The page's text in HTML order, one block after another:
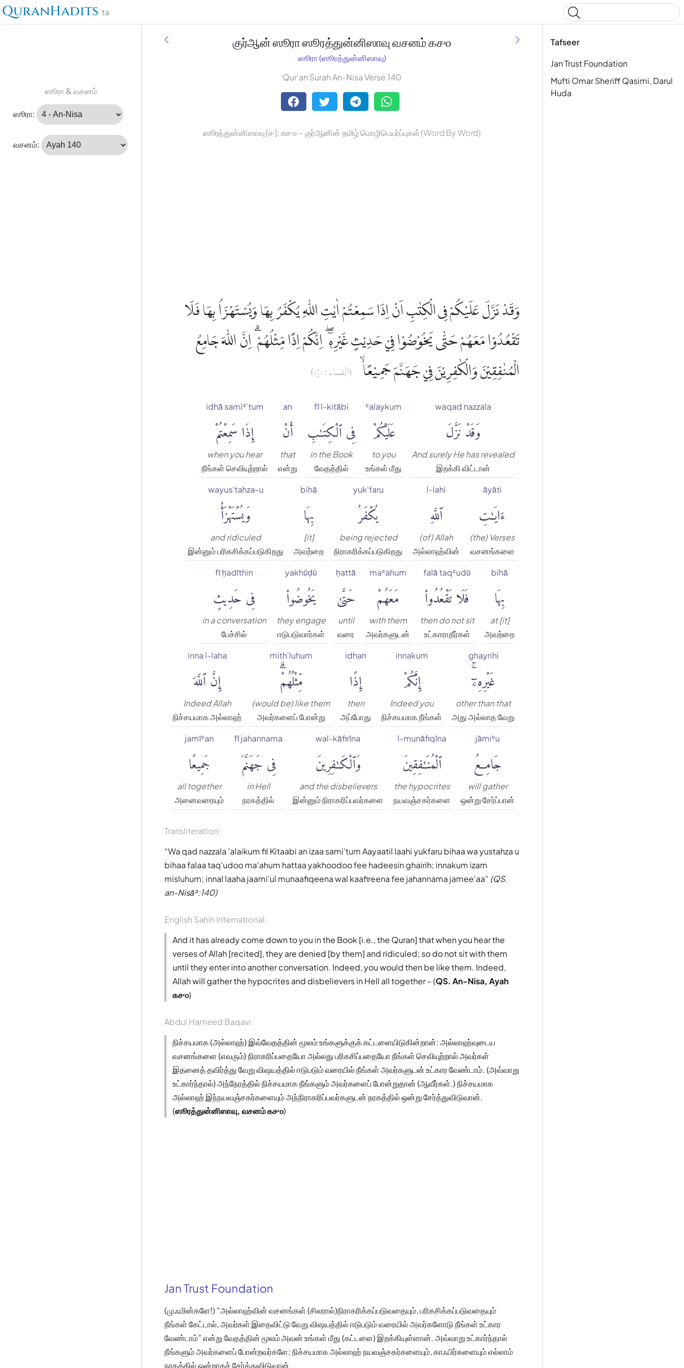
QuranHadits ta
ஸூரா & வசனம்
ஸூரா:
வசனம்:
Tafseer
Jan Trust Foundation
Mufti Omar Sheriff Qasimi, Darul
Huda
குர்ஆன் ஸூரா ஸூரத்துன்னிஸாவு வசனம் ௧௪௦
ஸூரா (ஸூரத்துன்னிஸாவு)
Qur'an Surah An-Nisa Verse 140
ஸூரத்துன்னிஸாவு [௪]: ௧௪௦ ~ குர்ஆனின் தமிழ் மொழிபெயர்ப்புகள் (Word By Word)
وَقَدْ نَزَّلَ عَلَيْكُمْ فِى الْكِتٰبِ اَنْ اِذَا سَمِعْتُمْ اٰيٰتِ اللّٰهِ يُكْفَرُ بِهَا وَيُسْتَهْزَاُ بِهَا فَلَا
تَقْعُدُوْا مَعَهُمْ حَتّٰى يَخُوْضُوْا فِيْ حَدِيْثٍ غَيْرِهٖٓ ۖ اِنَّكُمْ اِذًا مِّثْلُهُمْ ۗ اِنَّ اللّٰهَ جَامِعُ
الْمُنٰفِقِيْنَ وَالْكٰفِرِيْنَ فِيْ جَهَنَّمَ جَمِيْعًاۙ
(النساء : ٤)
waqad nazzala
وَقَدْ نَزَّلَ
And surely He has revealed
இறக்கி விட்டான்
ʿalaykum
عَلَيْكُمْ
to you
உங்கள் மீது
fī l-kitābi
فِى ٱلْكِتَٰبِ
in the Book
வேதத்தில்
an
أَنْ
that
என்று
idhā samiʿ'tum
إِذَا سَمِعْتُمْ
when you hear
நீங்கள் செவியுற்றால்
āyāti
ءَايَٰتِ
(the) Verses
வசனங்களை
l-lahi
ٱللَّهِ
(of) Allah
அல்லாஹ்வின்
yuk'faru
يُكْفَرُ
being rejected
நிராகரிக்கப்படுகிறது
bihā
بِهَا
[it]
அவற்றை
wayus'tahza-u
وَيُسْتَهْزَأُ
and ridiculed
இன்னும் பரிகசிக்கப்படுகிறது
bihā
بِهَا
at [it]
அவற்றை
falā taqʿudū
فَلَا تَقْعُدُوا۟
then do not sit
உட்காராதீர்கள்
maʿahum
مَعَهُمْ
with them
அவர்களுடன்
ḥattā
حَتَّىٰ
until
வரை
yakhūḍū
يَخُوضُوا۟
they engage
ஈடுபடுவார்கள்
fī ḥadīthin
فِى حَدِيثٍ
in a conversation
பேச்சில்
ghayrihi
غَيْرِهِۦٓۚ
other than that
அது அல்லாத வேறு
innakum
إِنَّكُمْ
Indeed you
நிச்சயமாக நீங்கள்
idhan
إِذًا
then
அப்போது
mith'luhum
مِّثْلُهُمْۗ
(would be) like them
அவர்களைப் போன்று
inna l-laha
إِنَّ ٱللَّهَ
Indeed Allah
நிச்சயமாக அல்லாஹ்
jāmiʿu
جَامِعُ
will gather
ஒன்று சேர்ப்பான்
l-munāfiqīna
ٱلْمُنَٰفِقِينَ
the hypocrites
நயவஞ்சகர்களை
wal-kāfirīna
وَٱلْكَٰفِرِينَ
and the disbelievers
இன்னும் நிராகரிப்பவர்களை
fī jahannama
فِى جَهَنَّمَ
in Hell
நரகத்தில்
jamīʿan
جَمِيعًا
all together
அனைவரையும்
Transliteration:
Wa qad nazzala 'alaikum fil Kitaabi an izaa sami'tum Aayaatil laahi yukfaru bihaa wa yustahza u
bihaa falaa taq'udoo ma'ahum hattaa yakhoodoo fee hadeesin ghairih; innakum izam
misluhum; innal laaha jaami'ul munaafiqeena wal kaafireena fee jahannama jamee'aa (QS.
an-Nisāʾ:140)
English Sahih International:
And it has already come down to you in the Book [i.e., the Quran] that when you hear the
verses of Allah [recited], they are denied [by them] and ridiculed; so do not sit with them
until they enter into another conversation. Indeed, you would then be like them. Indeed,
Allah will gather the hypocrites and disbelievers in Hell all together – (QS. An-Nisa, Ayah
௧௪௦)
Abdul Hameed Baqavi:
நிச்சயமாக (அல்லாஹ்) இவ்வேதத்தின் மூலம் உங்களுக்குக் கட்டளையிடுகின்றான்: அல்லாஹ்வுடைய
வசனங்களை (எவரும்) நிராகரிப்பதையோ அல்லது பரிகசிப்பதையோ நீங்கள் செவியுற்றால் அவர்கள்
இதனைத் தவிர்த்து வேறு விஷயத்தில் ஈடுபடும் வரையில் நீங்கள் அவர்களுடன் உட்கார வேண்டாம். (அவ்வாறு
உட்கார்ந்தால்) அந்நேரத்தில் நிச்சயமாக நீங்களும் அவர்களைப் போன்றுதான் (ஆவீர்கள்.) நிச்சயமாக
அல்லாஹ் இந்நயவஞ்சகர்களையும் அந்நிராகரிப்பவர்களுடன் நரகத்தில் ஒன்று சேர்த்துவிடுவான்.
(ஸூரத்துன்னிஸாவு, வசனம் ௧௪௦)
Jan Trust Foundation
(முஃமின்களே!) “அல்லாஹ்வின் வசனங்கள் (சிலரால்)நிராகரிக்கப்படுவதையும், பரிகசிக்கப்படுவதையும்
நீங்கள் கேட்டால், அவர்கள் இதைவிட்டு வேறு விஷயத்தில் ஈடுபடும் வரையில் அவர்களோடு நீங்கள் உட்கார
வேண்டாம்” என்று வேதத்தின் மூலம் அவன் உங்கள் மீது (கட்டளை) இறக்கியுள்ளான். அவ்வாறு உட்கார்ந்தால்
நீங்களும் அவர்களைப் போன்றவர்களே; நிச்சயமாக அல்லாஹ் நயவஞ்சகர்களையும், காஃபிர்களையும் எல்லாம்
நரகத்தில் ஒன்றாகச் சேர்த்துவிடுவான்.